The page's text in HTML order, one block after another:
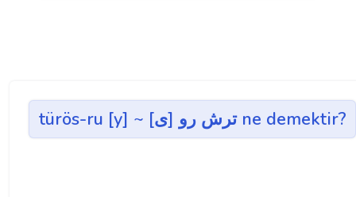
türös-ru [y] ~ ترش رو [ی] ne demektir?